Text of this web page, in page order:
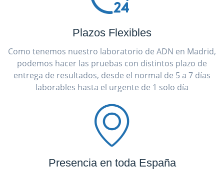
Plazos Flexibles
Como tenemos nuestro laboratorio de ADN en Madrid,
podemos hacer las pruebas con distintos plazo de
entrega de resultados, desde el normal de 5 a 7 días
laborables hasta el urgente de 1 solo día
Presencia en toda España